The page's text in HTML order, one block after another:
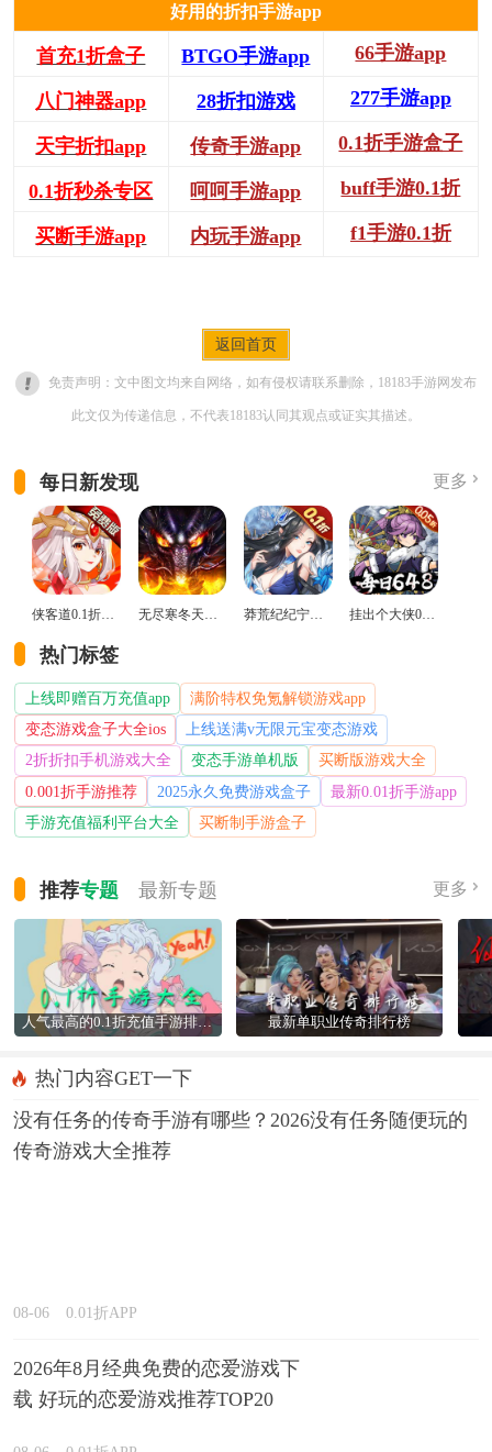
好用的折扣手游app
首充1折盒子 BTGO手游app 66手游app
八门神器app 28折扣游戏 277手游app
天宇折扣app 传奇手游app 0.1折手游盒子
0.1折秒杀专区 呵呵手游app buff手游0.1折
买断手游app 内玩手游app f1手游0.1折
返回首页
免责声明：文中图文均来自网络，如有侵权请联系删除，18183手游网发布
此文仅为传递信息，不代表18183认同其观点或证实其描述。
每日新发现 更多
侠客道0.1折变态版 无尽寒冬天蛇新春送礼版 莽荒纪纪宁传奇0.1折送无限连抽版 挂出个大侠0.05折免单福利版
热门标签
上线即赠百万充值app
满阶特权免氪解锁游戏app
变态游戏盒子大全ios
上线送满v无限元宝变态游戏
2折折扣手机游戏大全
变态手游单机版
买断版游戏大全
0.001折手游推荐
2025永久免费游戏盒子
最新0.01折手游app
手游充值福利平台大全
买断制手游盒子
推荐专题 最新专题 更多
人气最高的0.1折充值手游排行榜 最新单职业传奇排行榜
热门内容GET一下
没有任务的传奇手游有哪些？2026没有任务随便玩的
传奇游戏大全推荐
08-06 0.01折APP
2026年8月经典免费的恋爱游戏下
载 好玩的恋爱游戏推荐TOP20